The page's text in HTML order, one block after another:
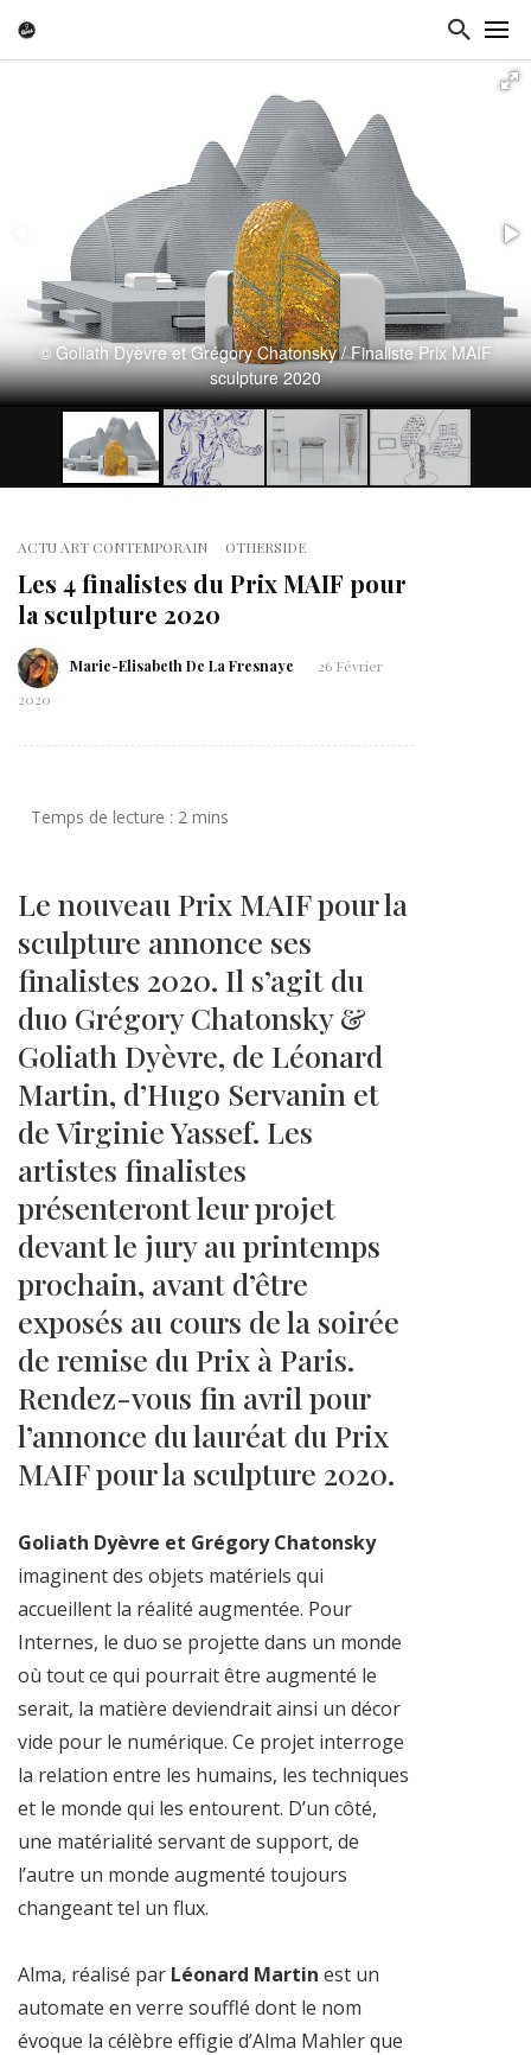
© Goliath Dyèvre et Grégory Chatonsky / Finaliste Prix MAIF
sculpture 2020
ACTU ART CONTEMPORAIN OTHERSIDE
Les 4 finalistes du Prix MAIF pour
la sculpture 2020
Marie-Elisabeth De La Fresnaye
26 Février
2020
Le nouveau Prix MAIF pour la
sculpture annonce ses
finalistes 2020. Il s’agit du
duo Grégory Chatonsky &
Goliath Dyèvre, de Léonard
Martin, d’Hugo Servanin et
de Virginie Yassef. Les
artistes finalistes
présenteront leur projet
devant le jury au printemps
prochain, avant d’être
exposés au cours de la soirée
de remise du Prix à Paris.
Rendez-vous fin avril pour
l’annonce du lauréat du Prix
MAIF pour la sculpture 2020.
Goliath Dyèvre et Grégory Chatonsky
imaginent des objets matériels qui
accueillent la réalité augmentée. Pour
Internes, le duo se projette dans un monde
où tout ce qui pourrait être augmenté le
serait, la matière deviendrait ainsi un décor
vide pour le numérique. Ce projet interroge
la relation entre les humains, les techniques
et le monde qui les entourent. D’un côté,
une matérialité servant de support, de
l’autre un monde augmenté toujours
changeant tel un flux.
Alma, réalisé par Léonard Martin est un
automate en verre soufflé dont le nom
évoque la célèbre effigie d’Alma Mahler que